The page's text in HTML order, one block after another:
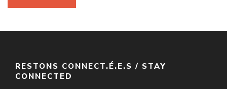
RESTONS CONNECT.É.E.S / STAY
CONNECTED